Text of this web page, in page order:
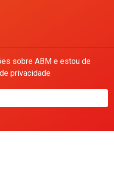
sobre ABM e estou de
privacidade